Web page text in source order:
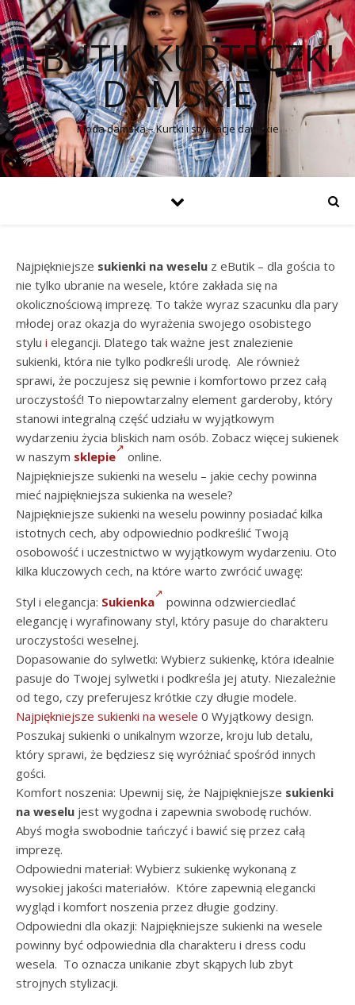
I-BUTIK KURTECZKI
DAMSKIE
Moda damska – Kurtki i stylizacje damskie
Najpiękniejsze sukienki na weselu z eButik – dla gościa to
nie tylko ubranie na wesele, które zakłada się na
okolicznościową imprezę. To także wyraz szacunku dla pary
młodej oraz okazja do wyrażenia swojego osobistego
stylu i elegancji. Dlatego tak ważne jest znalezienie
sukienki, która nie tylko podkreśli urodę. Ale również
sprawi, że poczujesz się pewnie i komfortowo przez całą
uroczystość! To niepowtarzalny element garderoby, który
stanowi integralną część udziału w wyjątkowym
wydarzeniu życia bliskich nam osób. Zobacz więcej sukienek
w naszym sklepie
online.
Najpiękniejsze sukienki na weselu – jakie cechy powinna
mieć najpiękniejsza sukienka na wesele?
Najpiękniejsze sukienki na weselu powinny posiadać kilka
istotnych cech, aby odpowiednio podkreślić Twoją
osobowość i uczestnictwo w wyjątkowym wydarzeniu. Oto
kilka kluczowych cech, na które warto zwrócić uwagę:
Styl i elegancja: Sukienka
powinna odzwierciedlać
elegancję i wyrafinowany styl, który pasuje do charakteru
uroczystości weselnej.
Dopasowanie do sylwetki: Wybierz sukienkę, która idealnie
pasuje do Twojej sylwetki i podkreśla jej atuty. Niezależnie
od tego, czy preferujesz krótkie czy długie modele.
Najpiękniejsze sukienki na wesele 0 Wyjątkowy design.
Poszukaj sukienki o unikalnym wzorze, kroju lub detalu,
który sprawi, że będziesz się wyróżniać spośród innych
gości.
Komfort noszenia: Upewnij się, że Najpiękniejsze sukienki
na weselu jest wygodna i zapewnia swobodę ruchów.
Abyś mogła swobodnie tańczyć i bawić się przez całą
imprezę.
Odpowiedni materiał: Wybierz sukienkę wykonaną z
wysokiej jakości materiałów. Które zapewnią elegancki
wygląd i komfort noszenia przez długie godziny.
Odpowiedni dla okazji: Najpiękniejsze sukienki na wesele
powinny być odpowiednia dla charakteru i dress codu
wesela. To oznacza unikanie zbyt skąpych lub zbyt
strojnych stylizacji.